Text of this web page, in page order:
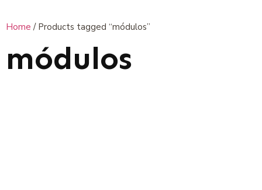
Home / Products tagged “módulos”
módulos